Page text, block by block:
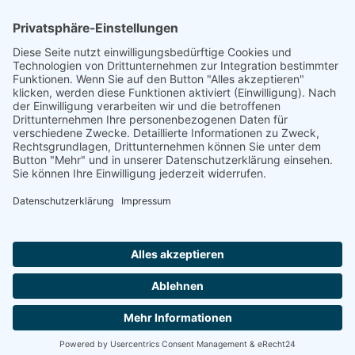
Footer
Cookie-Einstellungen Datenschutz
Impressum
intern
by